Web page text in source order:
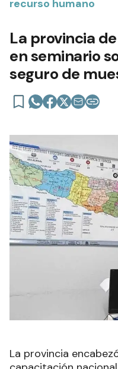
recurso humano
La provincia
en seminario
seguro de
La provincia